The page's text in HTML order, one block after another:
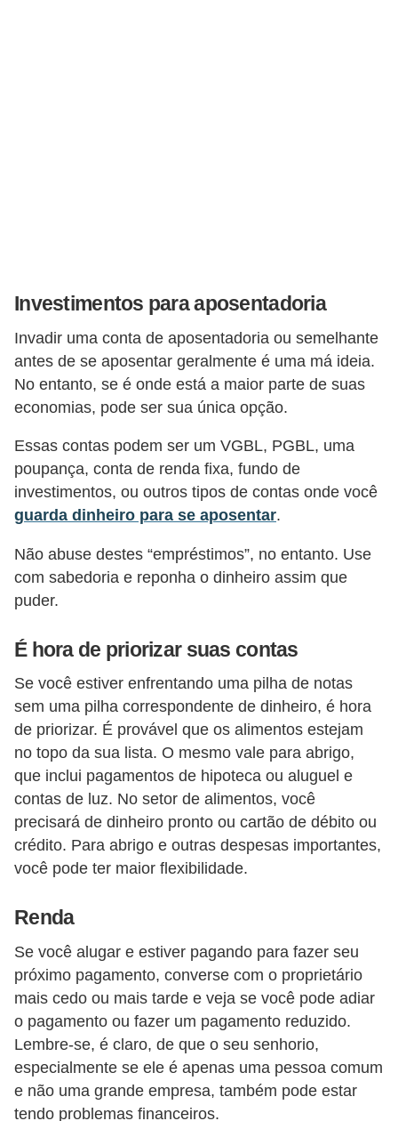
Investimentos para aposentadoria
Invadir uma conta de aposentadoria ou semelhante
antes de se aposentar geralmente é uma má ideia.
No entanto, se é onde está a maior parte de suas
economias, pode ser sua única opção.
Essas contas podem ser um VGBL, PGBL, uma
poupança, conta de renda fixa, fundo de
investimentos, ou outros tipos de contas onde você
guarda dinheiro para se aposentar.
Não abuse destes “empréstimos”, no entanto. Use
com sabedoria e reponha o dinheiro assim que
puder.
É hora de priorizar suas contas
Se você estiver enfrentando uma pilha de notas
sem uma pilha correspondente de dinheiro, é hora
de priorizar. É provável que os alimentos estejam
no topo da sua lista. O mesmo vale para abrigo,
que inclui pagamentos de hipoteca ou aluguel e
contas de luz. No setor de alimentos, você
precisará de dinheiro pronto ou cartão de débito ou
crédito. Para abrigo e outras despesas importantes,
você pode ter maior flexibilidade.
Renda
Se você alugar e estiver pagando para fazer seu
próximo pagamento, converse com o proprietário
mais cedo ou mais tarde e veja se você pode adiar
o pagamento ou fazer um pagamento reduzido.
Lembre-se, é claro, de que o seu senhorio,
especialmente se ele é apenas uma pessoa comum
e não uma grande empresa, também pode estar
tendo problemas financeiros.
e
n
t
o
m
p
o
s
t
o
d
r
e
n
d
a
N
e
g
c
a
ç
ã
o
P
o